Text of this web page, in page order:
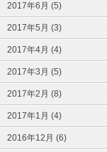
2017年6月 (5)
2017年5月 (3)
2017年4月 (4)
2017年3月 (5)
2017年2月 (8)
2017年1月 (4)
2016年12月 (6)